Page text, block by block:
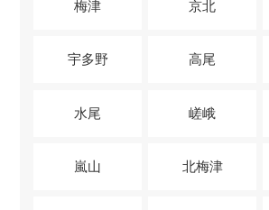
梅津 京北
宇多野 高尾
水尾 嵯峨
嵐山 北梅津